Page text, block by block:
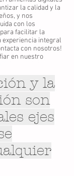
la calidad y la
y nos
con los
facilitar la
experiencia integral
con nosotros!
en nuestro
y la
son
ejes